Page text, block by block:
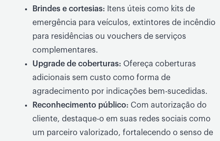
Brindes e cortesias: Itens úteis como kits de
emergência para veículos, extintores de incêndio
para residências ou vouchers de serviços
complementares.
Upgrade de coberturas: Ofereça coberturas
adicionais sem custo como forma de
agradecimento por indicações bem-sucedidas.
Reconhecimento público: Com autorização do
cliente, destaque-o em suas redes sociais como
um parceiro valorizado, fortalecendo o senso de